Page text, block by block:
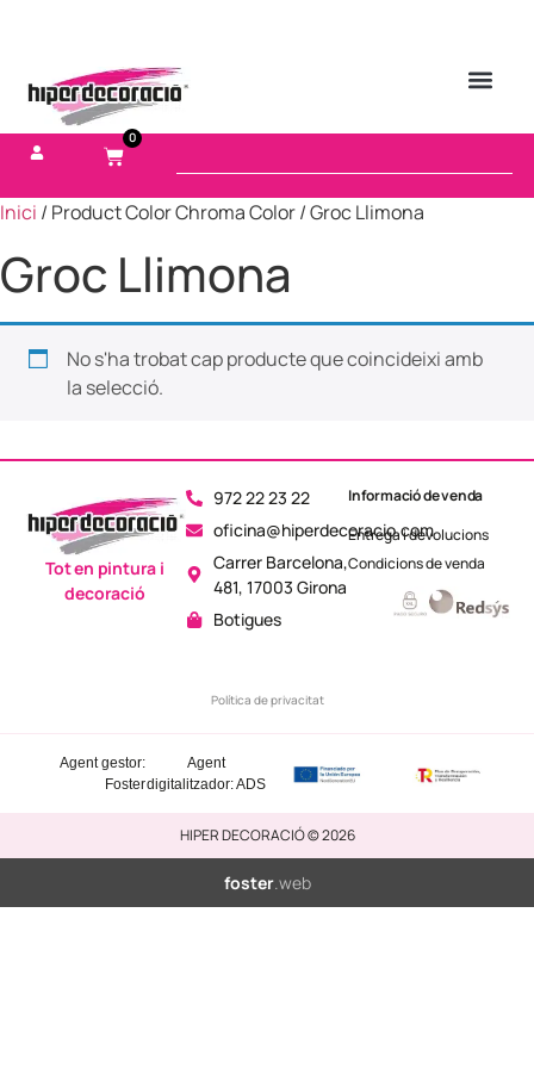
0
Inici / Product Color Chroma Color / Groc Llimona
Groc Llimona
No s'ha trobat cap producte que coincideixi amb
la selecció.
972 22 23 22
oficina@hiperdecoracio.com
Carrer Barcelona,
481, 17003 Girona
Botigues
Política de privacitat
Tot en pintura i
decoració
Informació de venda
Entrega i devolucions
Condicions de venda
Agent
digitalitzador: ADS
Agent gestor:
Foster
HIPER DECORACIÓ © 2026
foster.web